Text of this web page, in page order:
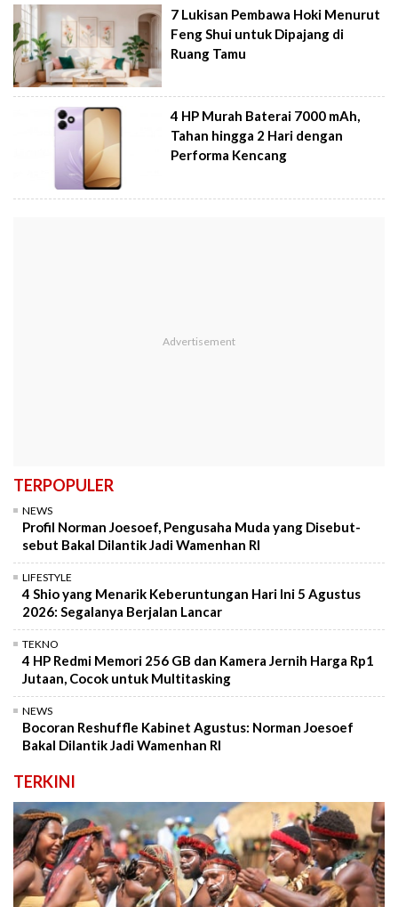
7 Lukisan Pembawa Hoki Menurut
Feng Shui untuk Dipajang di
Ruang Tamu
4 HP Murah Baterai 7000 mAh,
Tahan hingga 2 Hari dengan
Performa Kencang
TERPOPULER
NEWS
Profil Norman Joesoef, Pengusaha Muda yang Disebut-
sebut Bakal Dilantik Jadi Wamenhan RI
LIFESTYLE
4 Shio yang Menarik Keberuntungan Hari Ini 5 Agustus
2026: Segalanya Berjalan Lancar
TEKNO
4 HP Redmi Memori 256 GB dan Kamera Jernih Harga Rp1
Jutaan, Cocok untuk Multitasking
NEWS
Bocoran Reshuffle Kabinet Agustus: Norman Joesoef
Bakal Dilantik Jadi Wamenhan RI
TERKINI